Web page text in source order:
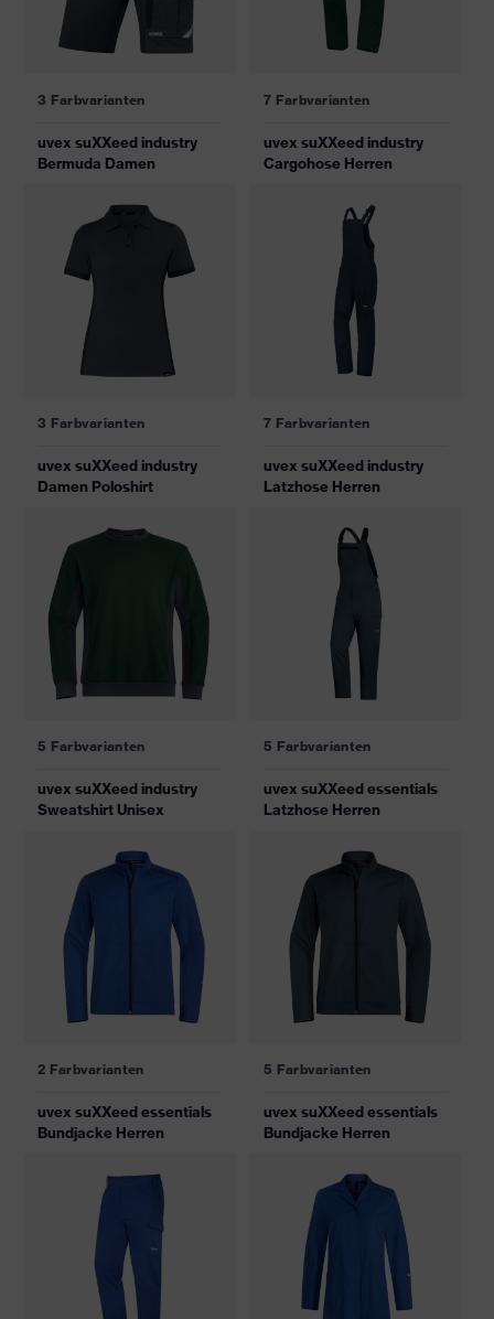
3 Farbvarianten
uvex suXXeed industry
Bermuda Damen
7 Farbvarianten
uvex suXXeed industry
Cargohose Herren
3 Farbvarianten
uvex suXXeed industry
Damen Poloshirt
7 Farbvarianten
uvex suXXeed industry
Latzhose Herren
5 Farbvarianten
uvex suXXeed industry
Sweatshirt Unisex
5 Farbvarianten
uvex suXXeed essentials
Latzhose Herren
2 Farbvarianten
uvex suXXeed essentials
Bundjacke Herren
5 Farbvarianten
uvex suXXeed essentials
Bundjacke Herren